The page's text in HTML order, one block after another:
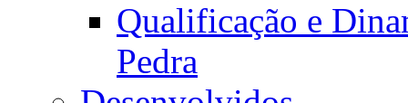
Qualificação e
Pedra